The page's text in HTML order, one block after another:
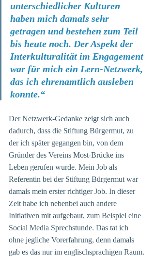
unterschiedlicher Kulturen
haben mich damals sehr
getragen und bestehen zum Teil
bis heute noch. Der Aspekt der
Interkulturalität im Engagement
war für mich ein Lern-Netzwerk,
das ich ehrenamtlich ausleben
konnte.“
Der Netzwerk-Gedanke zeigt sich auch
dadurch, dass die Stiftung Bürgermut, zu
der ich später gegangen bin, von dem
Gründer des Vereins Most-Brücke ins
Leben gerufen wurde. Mein Job als
Referentin bei der Stiftung Bürgermut war
damals mein erster richtiger Job. In dieser
Zeit habe ich nebenbei auch andere
Initiativen mit aufgebaut, zum Beispiel eine
Social Media Sprechstunde. Das tat ich
ohne jegliche Vorerfahrung, denn damals
gab es das nur im englischsprachigen Raum.